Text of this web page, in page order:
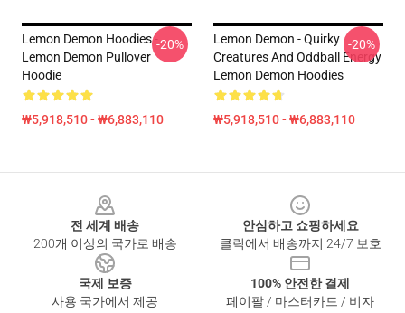
Lemon Demon Hoodies -
Lemon Demon Pullover
Hoodie
₩5,918,510 - ₩6,883,110
-20%
Lemon Demon - Quirky
Creatures And Oddball Energy
Lemon Demon Hoodies
₩5,918,510 - ₩6,883,110
-20%
전 세계 배송
200개 이상의 국가로 배송
안심하고 쇼핑하세요
클릭에서 배송까지 24/7 보호
국제 보증
사용 국가에서 제공
100% 안전한 결제
페이팔 / 마스터카드 / 비자